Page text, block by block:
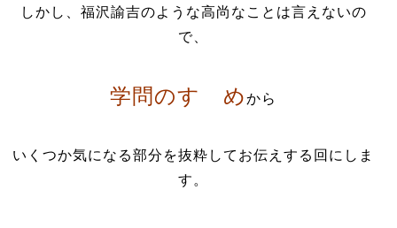
しかし、福沢諭吉のような高尚なことは言えないの
で、
学問のすゝめから
いくつか気になる部分を抜粋してお伝えする回にしま
す。